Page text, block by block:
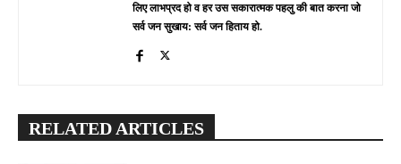
लिए लाभप्रद हो व हर उस सकारात्मक पहलु की बात करना जो
सर्व जन सुखाय: सर्व जन हिताय हो.
RELATED ARTICLES